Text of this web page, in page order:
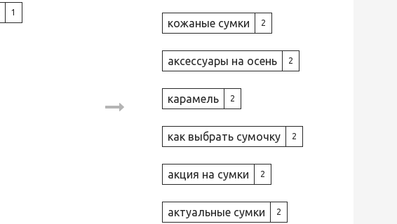
1
кожаные сумки 2
аксессуары на осень 2
карамель 2
как выбрать сумочку 2
акция на сумки 2
актуальные сумки 2